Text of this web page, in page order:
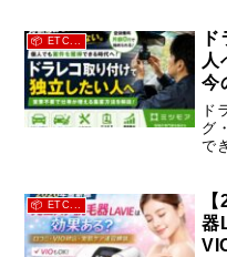
📦 ETC...
人
今
ド
グ
で
説
📦 ETC...
器